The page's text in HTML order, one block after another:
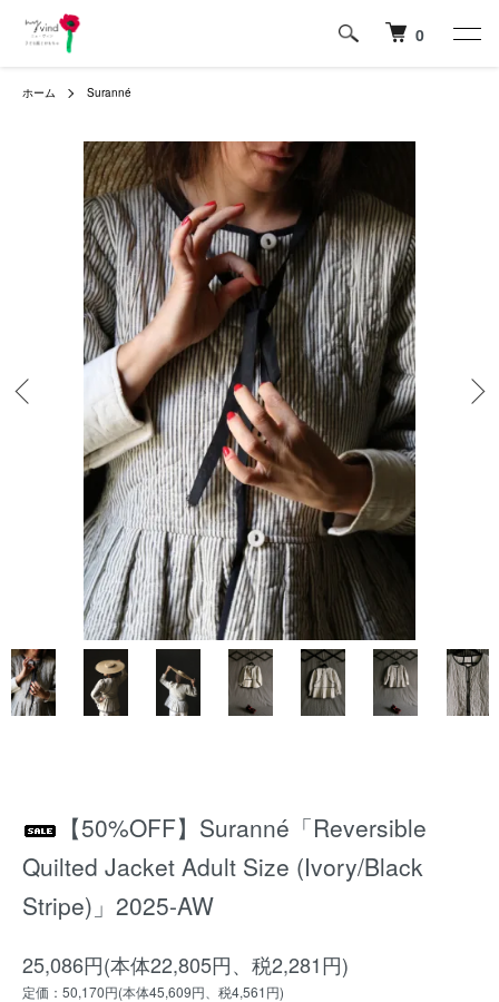
0
ホーム Suranné
【50%OFF】Suranné「Reversible
Quilted Jacket Adult Size (Ivory/Black
Stripe)」2025-AW
25,086円(本体22,805円、税2,281円)
定価：50,170円(本体45,609円、税4,561円)